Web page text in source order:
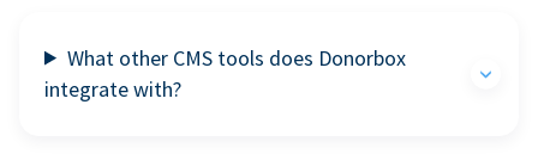
What other CMS tools does Donorbox
integrate with?